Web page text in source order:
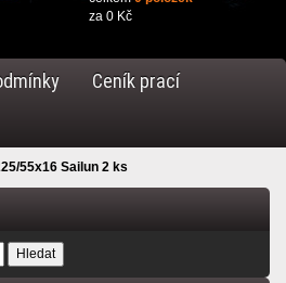
za 0 Kč
Ceník prací
55x16 Sailun 2 ks